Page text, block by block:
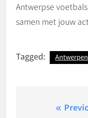
Antwerpse
samen met jouw
Tagged: Antwerpen